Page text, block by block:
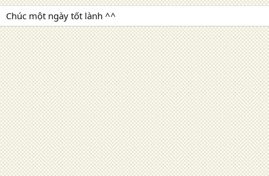
Chúc một ngày tốt lành ^^